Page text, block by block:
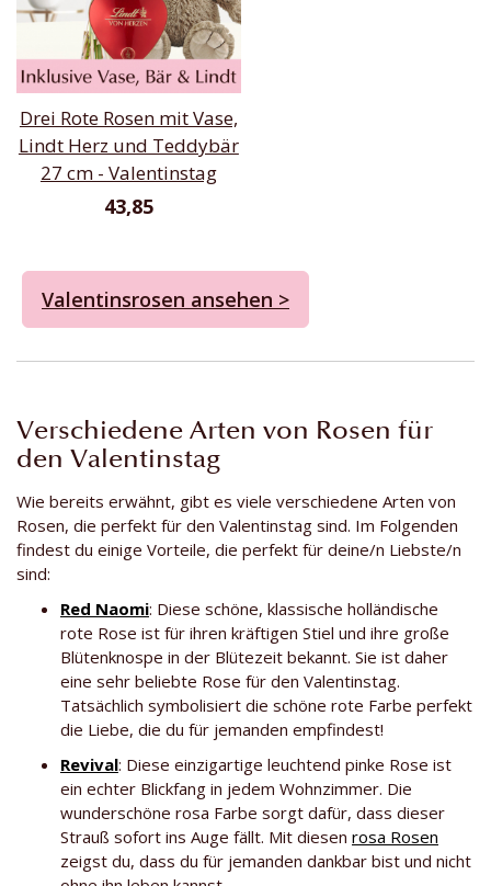
Drei Rote Rosen mit Vase,
Lindt Herz und Teddybär
27 cm - Valentinstag
43,85
Valentinsrosen ansehen >
Verschiedene Arten von Rosen für
den Valentinstag
Wie bereits erwähnt, gibt es viele verschiedene Arten von
Rosen, die perfekt für den Valentinstag sind. Im Folgenden
findest du einige Vorteile, die perfekt für deine/n Liebste/n
sind:
Red Naomi: Diese schöne, klassische holländische
rote Rose ist für ihren kräftigen Stiel und ihre große
Blütenknospe in der Blütezeit bekannt. Sie ist daher
eine sehr beliebte Rose für den Valentinstag.
Tatsächlich symbolisiert die schöne rote Farbe perfekt
die Liebe, die du für jemanden empfindest!
Revival: Diese einzigartige leuchtend pinke Rose ist
ein echter Blickfang in jedem Wohnzimmer. Die
wunderschöne rosa Farbe sorgt dafür, dass dieser
Strauß sofort ins Auge fällt. Mit diesen rosa Rosen
zeigst du, dass du für jemanden dankbar bist und nicht